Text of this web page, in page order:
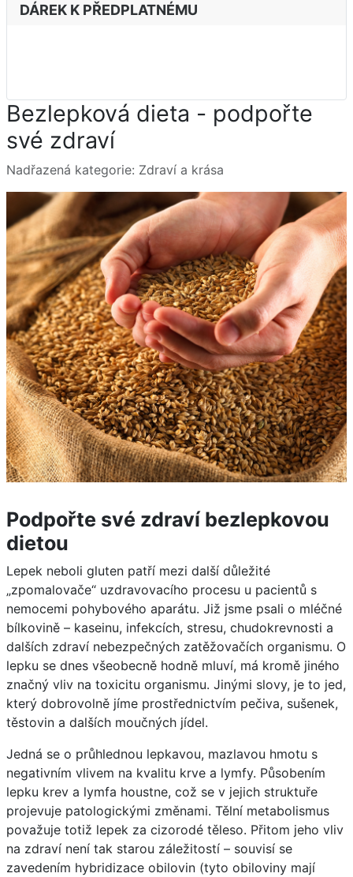
DÁREK K PŘEDPLATNÉMU
Bezlepková dieta - podpořte
své zdraví
Základní údaje
Nadřazená kategorie: Zdraví a krása
Podpořte své zdraví bezlepkovou
dietou
Lepek neboli gluten patří mezi další důležité
„zpomalovače“ uzdravovacího procesu u pacientů s
nemocemi pohybového aparátu. Již jsme psali o mléčné
bílkovině – kaseinu, infekcích, stresu, chudokrevnosti a
dalších zdraví nebezpečných zatěžovačích organismu. O
lepku se dnes všeobecně hodně mluví, má kromě jiného
značný vliv na toxicitu organismu. Jinými slovy, je to jed,
který dobrovolně jíme prostřednictvím pečiva, sušenek,
těstovin a dalších moučných jídel.
Jedná se o průhlednou lepkavou, mazlavou hmotu s
negativním vlivem na kvalitu krve a lymfy. Působením
lepku krev a lymfa houstne, což se v jejich struktuře
projevuje patologickými změnami. Tělní metabolismus
považuje totiž lepek za cizorodé těleso. Přitom jeho vliv
na zdraví není tak starou záležitostí – souvisí se
zavedením hybridizace obilovin (tyto obiloviny mají